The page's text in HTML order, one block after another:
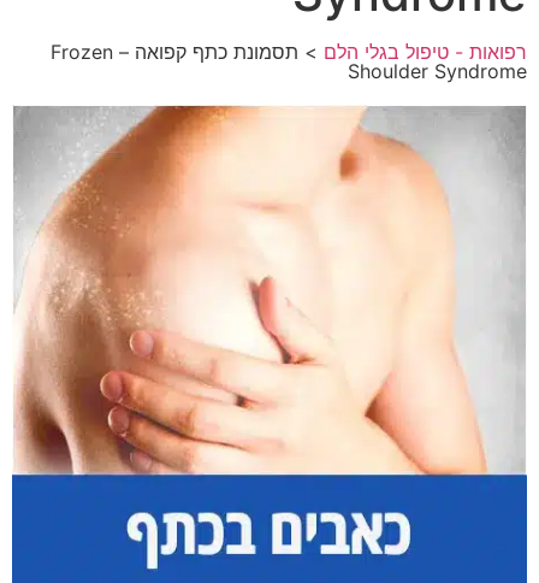
רפואות - טיפול בגלי הלם
> תסמונת כתף קפואה – Frozen
Shoulder Syndrome